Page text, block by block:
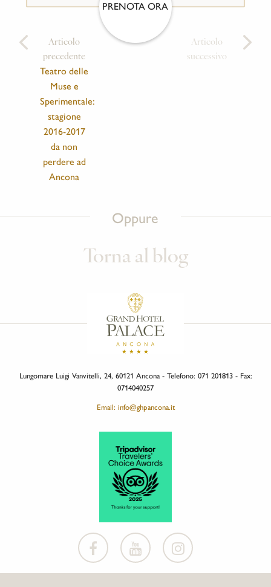
PRENOTA ORA
Articolo
precedente
Teatro delle
Muse e
Sperimentale:
stagione
2016-2017
da non
perdere ad
Ancona
Articolo
successivo
Oppure
Torna al blog
Lungomare Luigi Vanvitelli, 24, 60121 Ancona - Telefono: 071 201813 - Fax:
0714040257
Email: info@ghpancona.it